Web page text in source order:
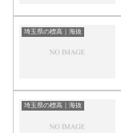
埼玉県の標高｜海抜
埼玉県の標高｜海抜